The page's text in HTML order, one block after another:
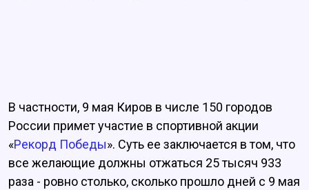
В частности, 9 мая Киров в числе 150 городов
России примет участие в спортивной акции
«Рекорд Победы». Суть ее заключается в том, что
все желающие должны отжаться 25 тысяч 933
раза - ровно столько, сколько прошло дней с 9 мая